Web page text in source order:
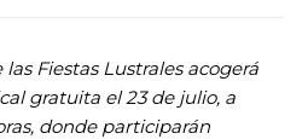
Fiestas Lustrales acogerá
gratuita el 23 de julio, a
donde participarán